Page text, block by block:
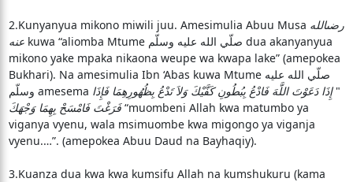
2.Kunyanyua mikono miwili juu. Amesimulia Abuu Musa
عنه kuwa “aliomba Mtume صلّي الله عليه وسلّم dua akanyanyua
mikono yake mpaka nikaona weupe wa kwapa lake” (amepokea
Bukhari). Na amesimulia Ibn ‘Abas kuwa Mtume صلّي الله عليه
وسلّم amesema ‏ "‏ إِذَا دَعَوْتَ اللَّهَ فَادْعُ بِبُطُونِ كَفَّيْكَ وَلاَ تَدْعُ بِظُهُورِهِمَا فَإِذَا
فَرَغْتَ فَامْسَحْ بِهِمَا وَجْهَكَ“muombeni Allah kwa matumbo ya
viganya vyenu, wala msimuombe kwa migongo ya viganja
vyenu.…”. (amepokea Abuu Daud na Bayhaqiy).
3.Kuanza dua kwa kwa kumsifu Allah na kumshukuru (kama